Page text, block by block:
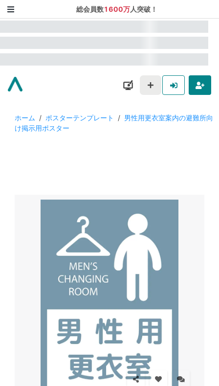
総会員数1600万人突破！
ホーム / ポスターテンプレート / 男性用更衣室案内の避難所向
け掲示用ポスター